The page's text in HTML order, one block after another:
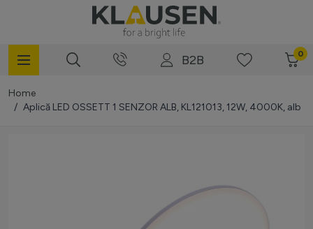
B2B 0
Home
/ Aplică LED OSSETT 1 SENZOR ALB, KL121013, 12W, 4000K, alb